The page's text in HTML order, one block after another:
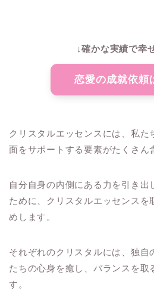
↓確かな実績で幸
恋愛の成就依頼
クリスタルエッセンスには、私た
面をサポートする要素がたくさん
自分自身の内側にある力を引き出
ために、クリスタルエッセンスを
めします。
それぞれのクリスタルには、独自
たちの心身を癒し、バランスを取
す。